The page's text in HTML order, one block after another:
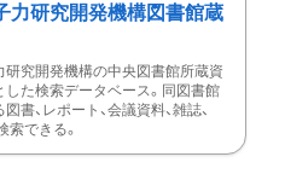
力研究開発機構図書館蔵
研究開発機構の中央図書館所蔵資
した検索データベース。同図書館
書、レポート、会議資料、雑誌、
索できる。